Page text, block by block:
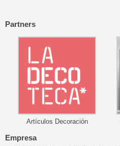
Partners
Artículos Decoración
Empresa